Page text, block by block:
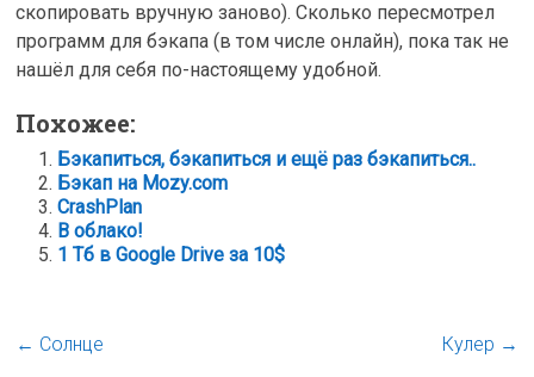
скопировать вручную заново). Сколько пересмотрел
программ для бэкапа (в том числе онлайн), пока так не
нашёл для себя по-настоящему удобной.
Похожее:
Бэкапиться, бэкапиться и ещё раз бэкапиться..
Бэкап на Mozy.com
CrashPlan
В облако!
1 Тб в Google Drive за 10$
← Солнце Кулер →